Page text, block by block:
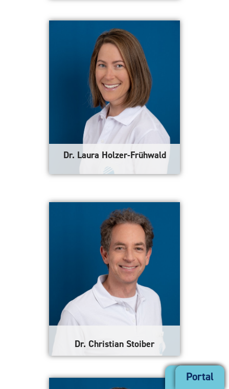
geschäftsführende
Gesellschafterin von Ordination
und Institut
Mehr erfahren
Dr. Laura Holzer-Frühwald
Gesellschafterin, stellvertretende
ärztliche Leiterin des
Frauendiagnostikzentrums
Mehr erfahren
Dr. Christian Stoiber
Gesellschafter, ärztlicher Leiter
der Abteilung Radiologie des
Kontakt
Portal